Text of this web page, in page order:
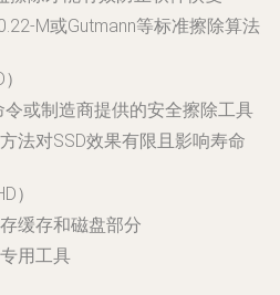
M或Gutmann等标准擦除算法
令或制造商提供的安全擦除工具
法对SSD效果有限且影响寿命
）
缓存和磁盘部分
用工具